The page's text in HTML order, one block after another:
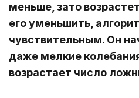
меньше, зато
его уменьшить,
чувствительным. Он
даже мелкие
возрастает число